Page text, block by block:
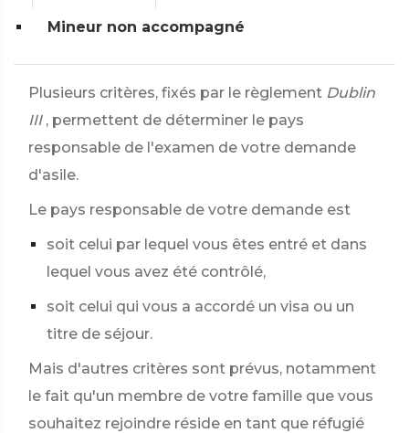
Mineur non accompagné
Plusieurs critères, fixés par le règlement Dublin
III , permettent de déterminer le pays
responsable de l'examen de votre demande
d'asile.
Le pays responsable de votre demande est
soit celui par lequel vous êtes entré et dans
lequel vous avez été contrôlé,
soit celui qui vous a accordé un visa ou un
titre de séjour.
Mais d'autres critères sont prévus, notamment
le fait qu'un membre de votre famille que vous
souhaitez rejoindre réside en tant que réfugié